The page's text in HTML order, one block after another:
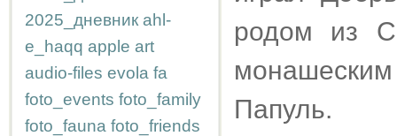
2025_дневник ahl-
e_haqq apple art
audio-files evola fa
foto_events foto_family
foto_fauna foto_friends
родом из
Папуль.